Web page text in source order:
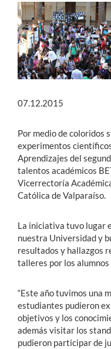
Alumni
English
07.12.2015
Por medio de coloridos
experimentos
Aprendizajes del
talentos académicos
Vicerrectoría
Católica de Valparaíso.
La iniciativa tuvo lugar
nuestra Universidad y
resultados y hallazgos
talleres por los
“Este año tuvimos una
estudiantes pudieron
objetivos y los
además visitar los
pudieron participar de